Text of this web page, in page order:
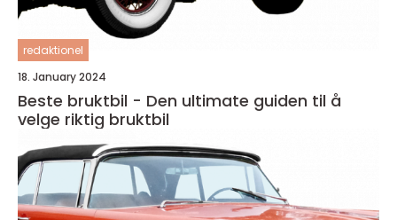
redaktionel
18. January 2024
Beste bruktbil - Den ultimate guiden til å
velge riktig bruktbil